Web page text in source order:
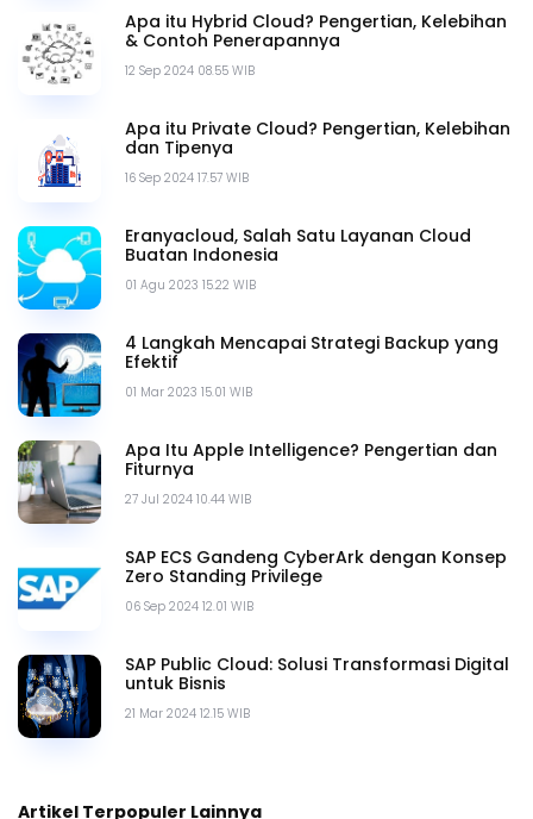
12 Sep 2024 08.55 WIB
Apa itu Hybrid Cloud? Pengertian, Kelebihan
& Contoh Penerapannya
16 Sep 2024 17.57 WIB
Apa itu Private Cloud? Pengertian, Kelebihan
dan Tipenya
01 Agu 2023 15.22 WIB
Eranyacloud, Salah Satu Layanan Cloud
Buatan Indonesia
01 Mar 2023 15.01 WIB
4 Langkah Mencapai Strategi Backup yang
Efektif
27 Jul 2024 10.44 WIB
Apa Itu Apple Intelligence? Pengertian dan
Fiturnya
06 Sep 2024 12.01 WIB
SAP ECS Gandeng CyberArk dengan Konsep
Zero Standing Privilege
21 Mar 2024 12.15 WIB
SAP Public Cloud: Solusi Transformasi Digital
untuk Bisnis
Artikel Terpopuler Lainnya